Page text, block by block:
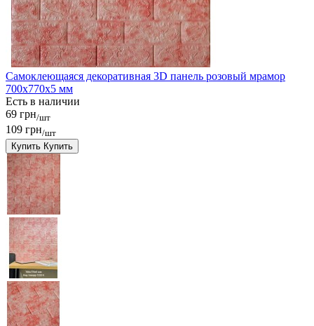
Самоклеющаяся декоративная 3D панель розовый мрамор
700x770x5 мм
Есть в наличии
69 грн/шт
109 грн/шт
Купить Купить